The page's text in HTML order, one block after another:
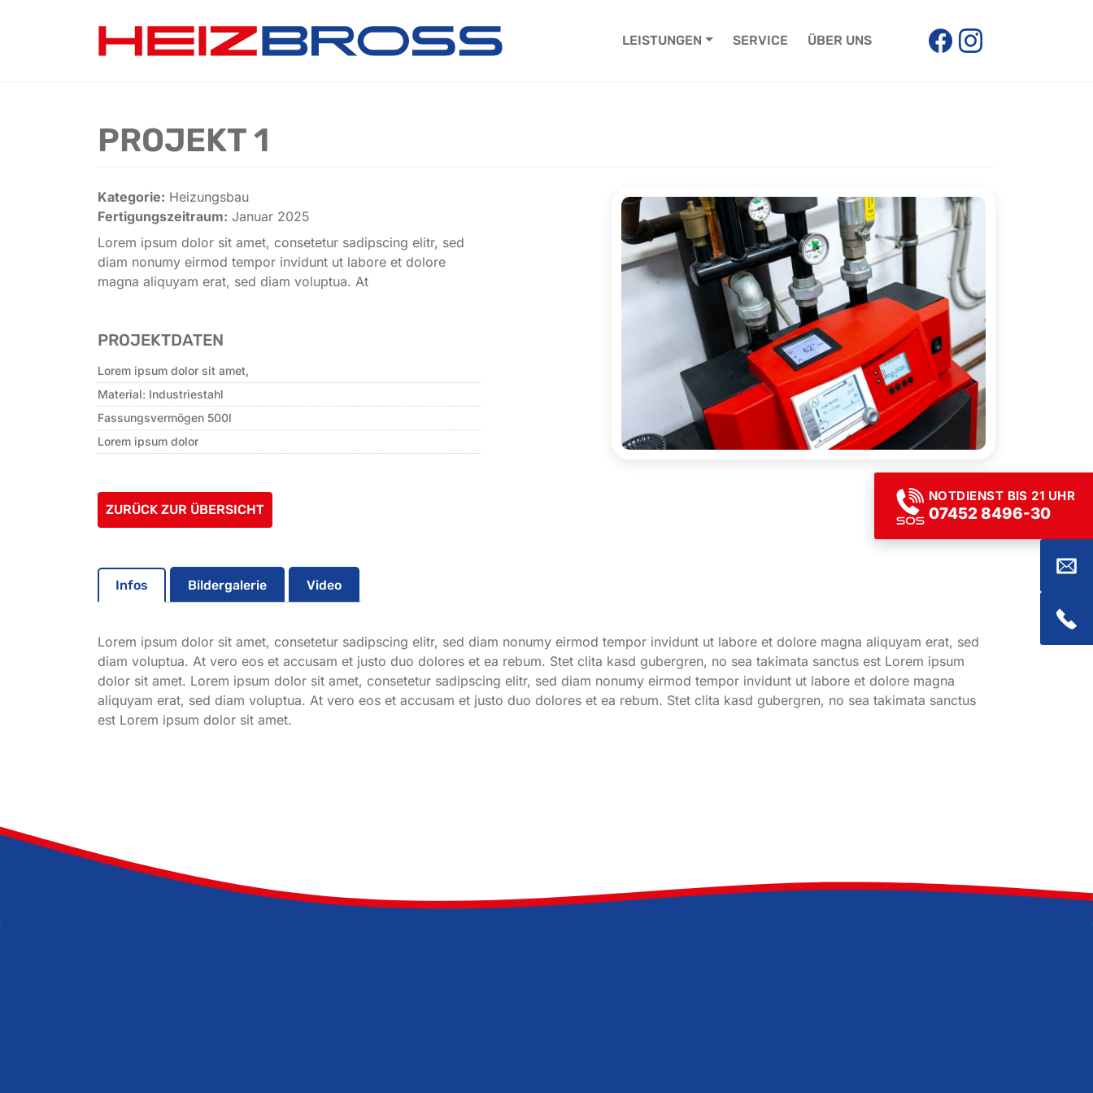
NOTDIENST BIS 21 UHR
07452 8496-30
LEISTUNGEN SERVICE ÜBER UNS
PROJEKT 1
Kategorie: Heizungsbau
Fertigungszeitraum: Januar 2025
Lorem ipsum dolor sit amet, consetetur sadipscing elitr, sed
diam nonumy eirmod tempor invidunt ut labore et dolore
magna aliquyam erat, sed diam voluptua. At
PROJEKTDATEN
Lorem ipsum dolor sit amet,
Material: Industriestahl
Fassungsvermögen 500l
Lorem ipsum dolor
ZURÜCK ZUR ÜBERSICHT
Infos Bildergalerie Video
Lorem ipsum dolor sit amet, consetetur sadipscing elitr, sed diam nonumy eirmod tempor invidunt ut labore et dolore magna aliquyam erat, sed
diam voluptua. At vero eos et accusam et justo duo dolores et ea rebum. Stet clita kasd gubergren, no sea takimata sanctus est Lorem ipsum
dolor sit amet. Lorem ipsum dolor sit amet, consetetur sadipscing elitr, sed diam nonumy eirmod tempor invidunt ut labore et dolore magna
aliquyam erat, sed diam voluptua. At vero eos et accusam et justo duo dolores et ea rebum. Stet clita kasd gubergren, no sea takimata sanctus
est Lorem ipsum dolor sit amet.